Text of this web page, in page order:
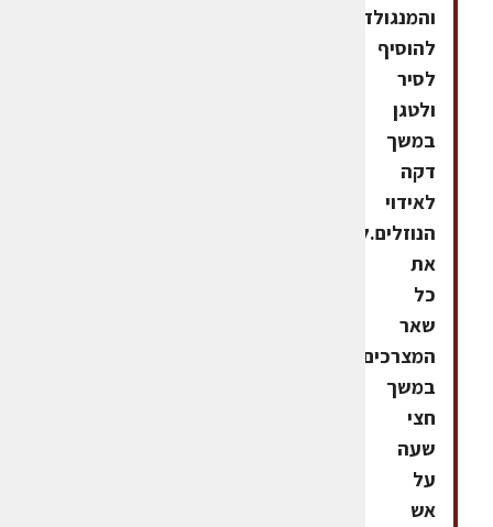
והמנגולד,
להוסיף
לסיר
ולטגן
במשך
דקה
לאידוי
הנוזלים.להוסיף
את
כל
שאר
המצרכים.לבשל
במשך
חצי
שעה
על
אש